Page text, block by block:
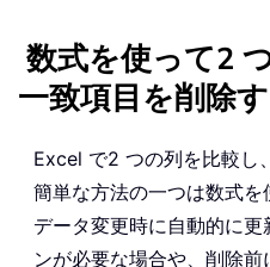
数式を使って2
一致項目を削除
Excel で2 つの列を比較し
簡単な方法の一つは数式を
データ変更時に自動的に
ンが必要な場合や、削除